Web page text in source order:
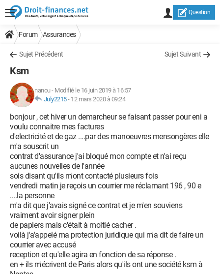
Question
Forum Assurances
Sujet Précédent Sujet Suivant
Ksm
nanou- Modifié le 16 juin 2019 à 16:57
July2215- 12 mars 2020 à 09:24
bonjour , cet hiver un demarcheur se faisant passer pour eni a
voulu connaitre mes factures
d'electricité et de gaz ....par des manoeuvres mensongères elle
m'a souscrit un
contrat d'assurance j'ai bloqué mon compte et n'ai reçu
aucunes nouvelles de l'année
sois disant qu'ils m'ont contacté plusieurs fois
vendredi matin je reçois un courrier me réclamant 196 , 90 e
....la personne
m'a dit que j'avais signé ce contrat et je m'en souviens
vraiment avoir signer plein
de papiers mais c'était à moitié cacher .
voilà j'a'appelé ma protection juridique qui m'a dit de faire un
courrier avec accusé
reception et qu'elle agira en fonction de sa réponse .
en + ils m'écrivent de Paris alors qu'ils ont une société ksm à